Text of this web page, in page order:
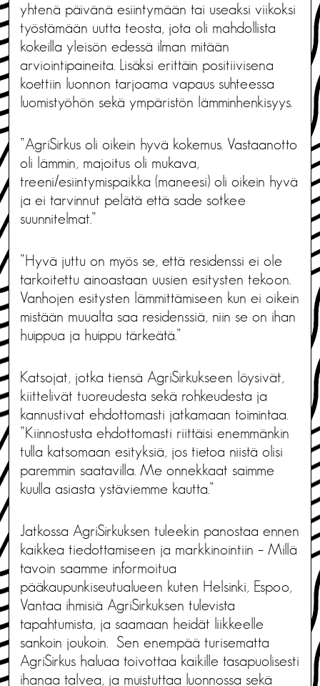
yhtenä päivänä esiintymään tai useaksi viikoksi
työstämään uutta teosta, jota oli mahdollista
kokeilla yleisön edessä ilman mitään
arviointipaineita. Lisäksi erittäin positiivisena
koettiin luonnon tarjoama vapaus suhteessa
luomistyöhön sekä ympäristön lämminhenkisyys.
”AgriSirkus oli oikein hyvä kokemus. Vastaanotto
oli lämmin, majoitus oli mukava,
treeni/esiintymispaikka (maneesi) oli oikein hyvä
ja ei tarvinnut pelätä että sade sotkee
suunnitelmat.”
”Hyvä juttu on myös se, että residenssi ei ole
tarkoitettu ainoastaan uusien esitysten tekoon.
Vanhojen esitysten lämmittämiseen kun ei oikein
mistään muualta saa residenssiä, niin se on ihan
huippua ja huippu tärkeätä.”
Katsojat, jotka tiensä AgriSirkukseen löysivät,
kiittelivät tuoreudesta sekä rohkeudesta ja
kannustivat ehdottomasti jatkamaan toimintaa.
”Kiinnostusta ehdottomasti riittäisi enemmänkin
tulla katsomaan esityksiä, jos tietoa niistä olisi
paremmin saatavilla. Me onnekkaat saimme
kuulla asiasta ystäviemme kautta.”
Jatkossa AgriSirkuksen tuleekin panostaa ennen
kaikkea tiedottamiseen ja markkinointiin – Millä
tavoin saamme informoitua
pääkaupunkiseutualueen kuten Helsinki, Espoo,
Vantaa ihmisiä AgriSirkuksen tulevista
tapahtumista, ja saamaan heidät liikkeelle
sankoin joukoin. Sen enempää turisematta
AgriSirkus haluaa toivottaa kaikille tasapuolisesti
ihanaa talvea, ja muistuttaa luonnossa sekä